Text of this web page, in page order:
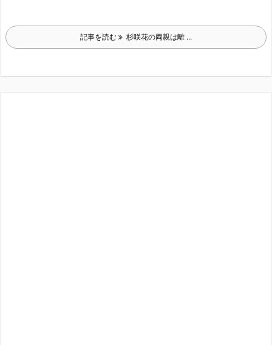
記事を読む 杉咲花の両親は離 ...